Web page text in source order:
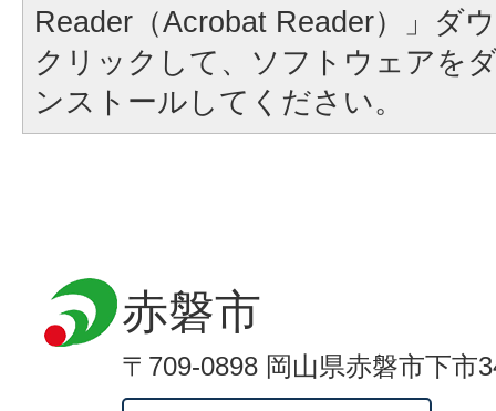
Reader（Acrobat Reader）」ダ
クリックして、ソフトウェアを
ンストールしてください。
赤磐市
〒709-0898 岡山県赤磐市下市